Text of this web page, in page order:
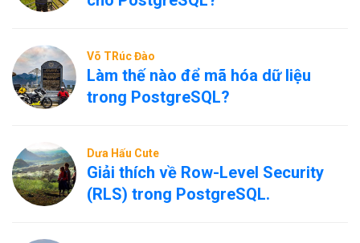
Võ TRúc Đào
Làm thế nào để mã hóa dữ liệu
trong PostgreSQL?
Dưa Hấu Cute
Giải thích về Row-Level Security
(RLS) trong PostgreSQL.